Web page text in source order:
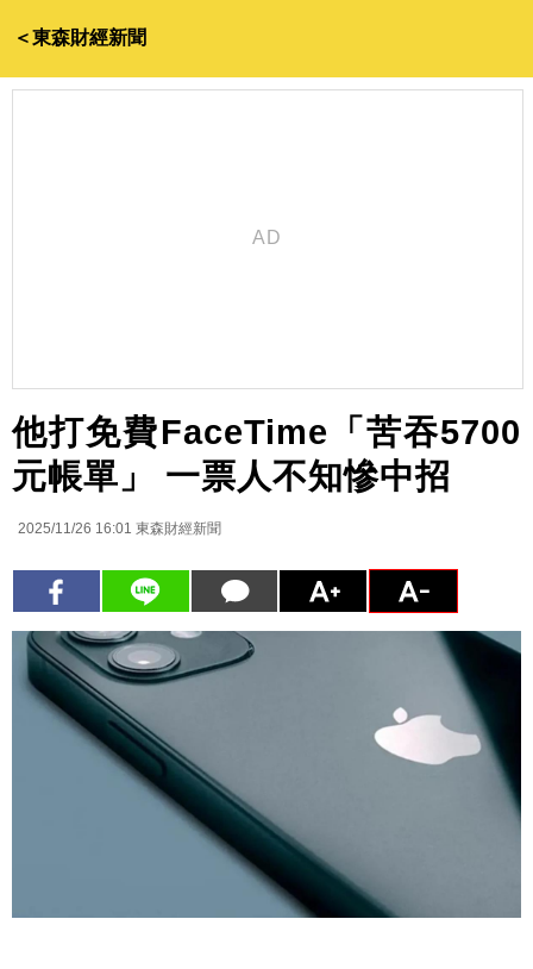
＜東森財經新聞
他打免費FaceTime「苦吞5700
元帳單」 一票人不知慘中招
2025/11/26 16:01 東森財經新聞